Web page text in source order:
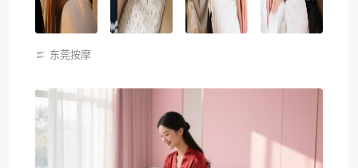
东莞按摩